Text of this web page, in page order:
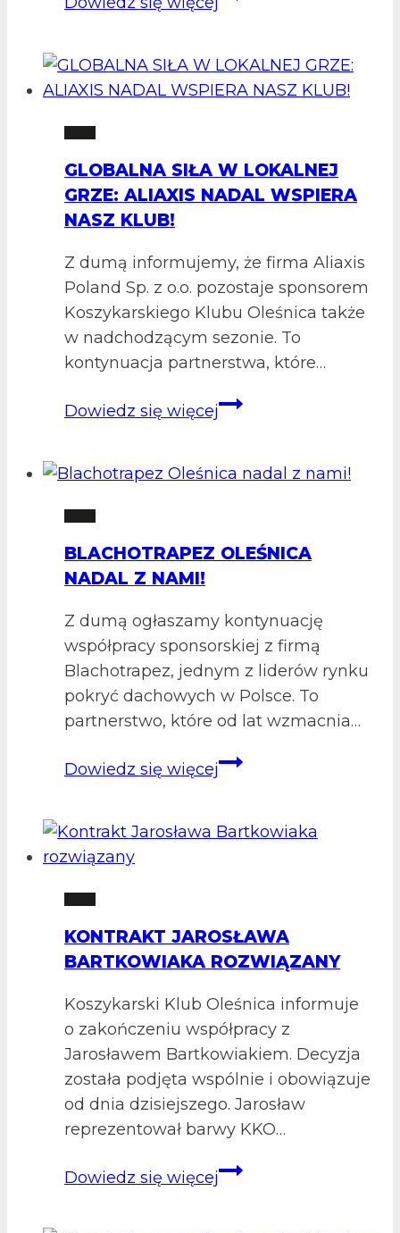
–
pewna
nowe
cele
GLOBALNA SIŁA W LOKALNEJ
GRZE: ALIAXIS NADAL WSPIERA
NASZ KLUB!
Z dumą informujemy, że firma Aliaxis
Poland Sp. z o.o. pozostaje sponsorem
Koszykarskiego Klubu Oleśnica także
w nadchodzącym sezonie. To
kontynuacja partnerstwa, które…
Dowiedz się więcejGLOBALNA
LOKALNEJ
NADAL
KLUB!
BLACHOTRAPEZ OLEŚNICA
NADAL Z NAMI!
Z dumą ogłaszamy kontynuację
współpracy sponsorskiej z firmą
Blachotrapez, jednym z liderów rynku
pokryć dachowych w Polsce. To
partnerstwo, które od lat wzmacnia…
Dowiedz się więcejBlachotrapez
z
KONTRAKT JAROSŁAWA
BARTKOWIAKA ROZWIĄZANY
Koszykarski Klub Oleśnica informuje
o zakończeniu współpracy z
Jarosławem Bartkowiakiem. Decyzja
została podjęta wspólnie i obowiązuje
od dnia dzisiejszego. Jarosław
reprezentował barwy KKO…
Dowiedz się więcejKontrakt